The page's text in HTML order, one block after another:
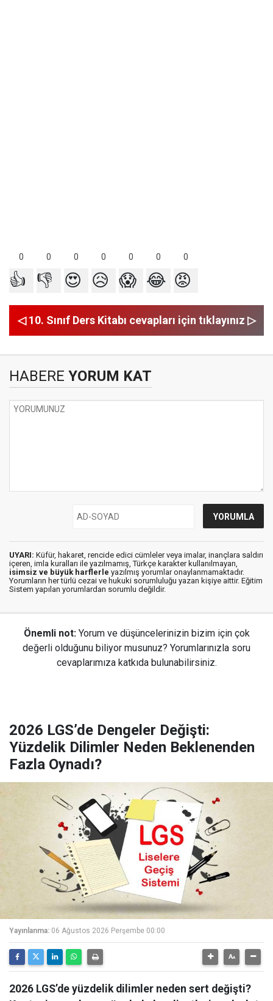
0 0 0 0 0 0 0
👍 👎 😍 😥 😱 😂 😡
◁ 10. Sınıf Ders Kitabı cevapları için tıklayınız ▷
HABERE YORUM KAT
UYARI: Küfür, hakaret, rencide edici cümleler veya imalar, inançlara saldırı
içeren, imla kuralları ile yazılmamış, Türkçe karakter kullanılmayan,
isimsiz ve büyük harflerle yazılmış yorumlar onaylanmamaktadır.
Yorumların her türlü cezai ve hukuki sorumluluğu yazan kişiye aittir. Eğitim
Sistem yapılan yorumlardan sorumlu değildir.
Önemli not: Yorum ve düşüncelerinizin bizim için çok
değerli olduğunu biliyor musunuz? Yorumlarınızla soru
cevaplarımıza katkıda bulunabilirsiniz.
2026 LGS’de Dengeler Değişti:
Yüzdelik Dilimler Neden Beklenenden
Fazla Oynadı?
Yayınlanma: 06 Ağustos 2026 Perşembe 00:00
2026 LGS’de yüzdelik dilimler neden sert değişti?